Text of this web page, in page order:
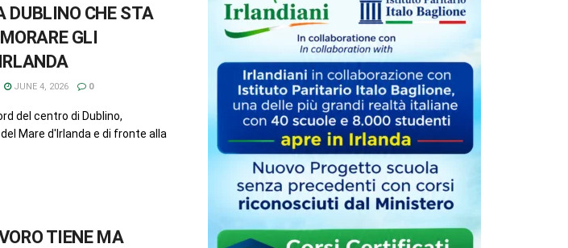
DUBLINO CHE STA
GLI
JUNE 4, 2026 0
del centro di Dublino,
Mare d'Irlanda e di fronte alla
TIENE MA